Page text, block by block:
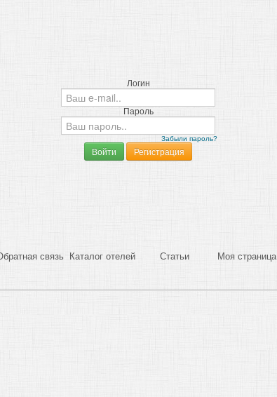
Логин
Пароль
Забыли пароль?
связь Каталог отелей Статьи Моя страница